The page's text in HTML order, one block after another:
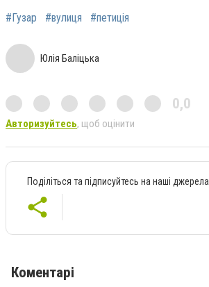
#Гузар #вулиця #петиція
Юлія Баліцька
0,0
Авторизуйтесь, щоб оцінити
Поділіться та підписуйтесь на наші джерела
Коментарі